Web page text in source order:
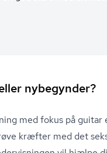
nybegynder?
med fokus på guitar
kræfter med det